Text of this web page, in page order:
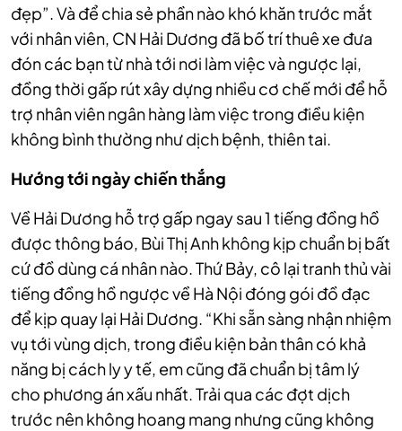
đẹp”. Và để chia sẻ phần nào khó khăn trước mắt
với nhân viên, CN Hải Dương đã bố trí thuê xe đưa
đón các bạn từ nhà tới nơi làm việc và ngược lại,
đồng thời gấp rút xây dựng nhiều cơ chế mới để hỗ
trợ nhân viên ngân hàng làm việc trong điều kiện
không bình thường như dịch bệnh, thiên tai.
Hướng tới ngày chiến thắng
Về Hải Dương hỗ trợ gấp ngay sau 1 tiếng đồng hồ
được thông báo, Bùi Thị Anh không kịp chuẩn bị bất
cứ đồ dùng cá nhân nào. Thứ Bảy, cô lại tranh thủ vài
tiếng đồng hồ ngược về Hà Nội đóng gói đồ đạc
để kịp quay lại Hải Dương. “Khi sẵn sàng nhận nhiệm
vụ tới vùng dịch, trong điều kiện bản thân có khả
năng bị cách ly y tế, em cũng đã chuẩn bị tâm lý
cho phương án xấu nhất. Trải qua các đợt dịch
trước nên không hoang mang nhưng cũng không